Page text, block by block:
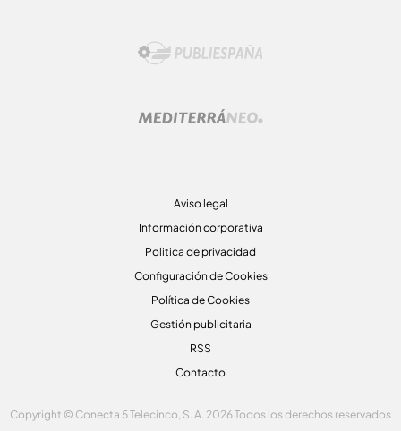
Aviso legal
Información corporativa
Politica de privacidad
Configuración de Cookies
Política de Cookies
Gestión publicitaria
RSS
Contacto
Copyright © Conecta 5 Telecinco, S. A. 2026 Todos los derechos reservados